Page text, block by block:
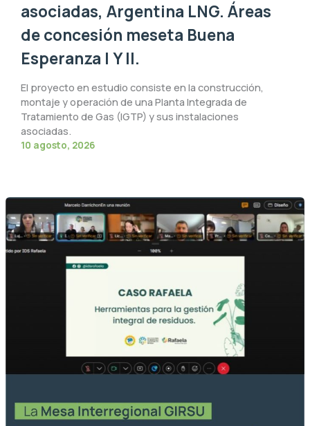
asociadas, Argentina LNG. Áreas
de concesión meseta Buena
Esperanza I Y II.
El proyecto en estudio consiste en la construcción,
montaje y operación de una Planta Integrada de
Tratamiento de Gas (IGTP) y sus instalaciones
asociadas.
10 agosto, 2026